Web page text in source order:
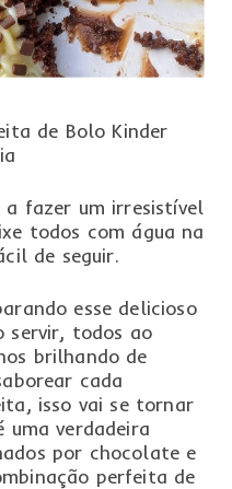
de Bolo Kinder
fazer um irresistível
todos com água na
de seguir.
esse delicioso
servir, todos ao
brilhando de
cada
isso vai se tornar
uma verdadeira
por chocolate e
perfeita de